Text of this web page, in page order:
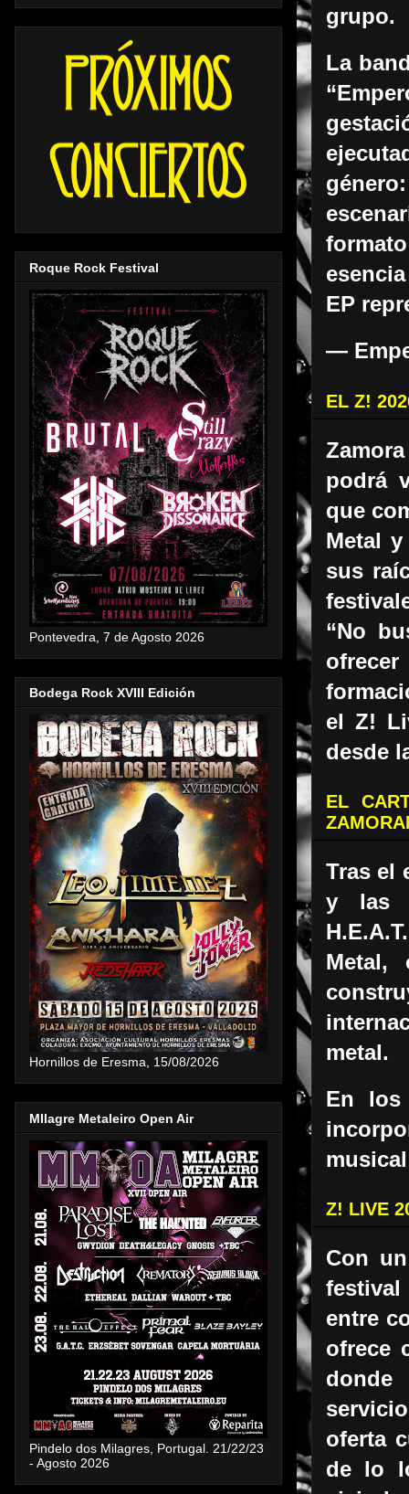
grupo.
La
EP
—
EL Z!
podrá
que
Metal
sus
“No
el Z!
desde
EL
Tras el
y las
Metal,
metal.
En los
Z! LIVE
Con
entre
ofrece
donde
oferta
de lo
Roque Rock Festival
Pontevedra, 7 de Agosto 2026
Bodega Rock XVIII Edición
Hornillos de Eresma, 15/08/2026
MIlagre Metaleiro Open Air
Pindelo dos Milagres, Portugal. 21/22/23
- Agosto 2026